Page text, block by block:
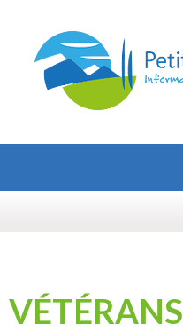
VÉTÉRANS